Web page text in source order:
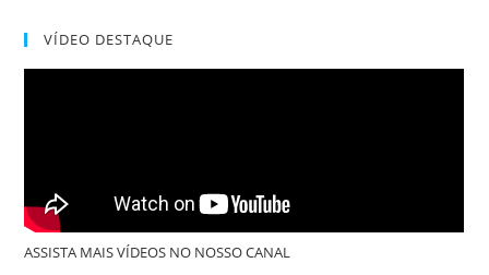
VÍDEO DESTAQUE
ASSISTA MAIS VÍDEOS NO NOSSO CANAL